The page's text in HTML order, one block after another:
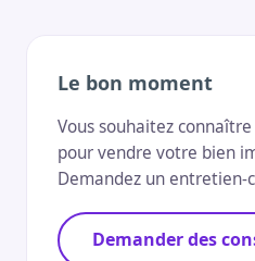
Le bon moment
Vous souhaitez
pour vendre votre bien
Demandez un entretien-
Demander des